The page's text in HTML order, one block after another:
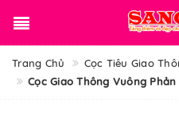
Trang Chủ
Cọc Tiêu Giao
Cọc Giao Thông Vuông Phản